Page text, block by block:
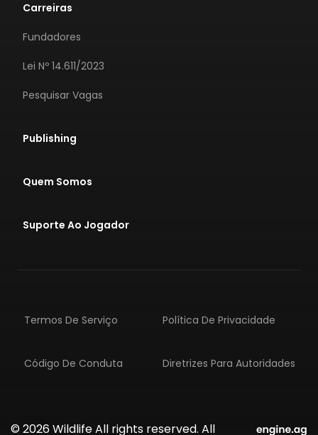
Carreiras
Fundadores
Lei Nº 14.611/2023
Pesquisar Vagas
Publishing
Quem Somos
Suporte Ao Jogador
Termos De Serviço Política De Privacidade
Código De Conduta Diretrizes Para Autoridades
© 2026 Wildlife All rights reserved. All